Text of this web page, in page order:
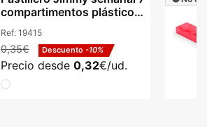
compartimentos plástico
Ref: 19415
0,35€ Descuento -10%
Precio desde 0,32€/ud.